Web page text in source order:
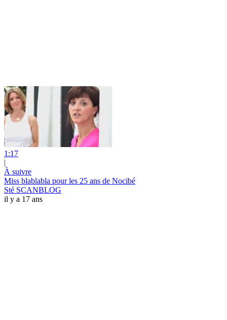
1:17
|
À suivre
Miss blablabla pour les 25 ans de Nocibé
Sté SCANBLOG
il y a 17 ans